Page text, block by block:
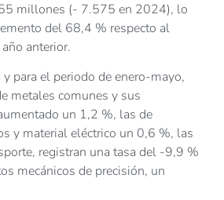
millones (- 7.575 en 2024), lo
del 68,4 % respecto al
anterior.
para el periodo de enero-mayo,
metales comunes y sus
un 1,2 %, las de
y material eléctrico un 0,6 %, las
registran una tasa del -9,9 %
mecánicos de precisión, un